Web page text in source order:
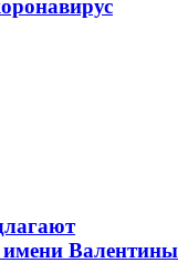
имени Валентины